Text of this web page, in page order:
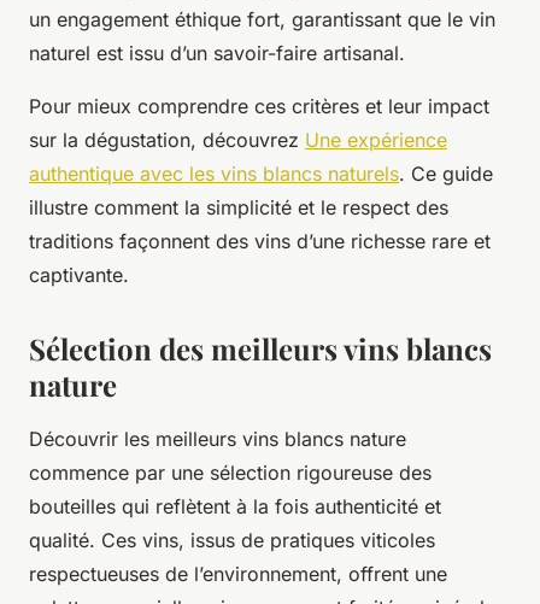
un engagement éthique fort, garantissant que le vin
naturel est issu d’un savoir-faire artisanal.
Pour mieux comprendre ces critères et leur impact
sur la dégustation, découvrez Une expérience
authentique avec les vins blancs naturels. Ce guide
illustre comment la simplicité et le respect des
traditions façonnent des vins d’une richesse rare et
captivante.
Sélection des meilleurs vins blancs
nature
Découvrir les meilleurs vins blancs nature
commence par une sélection rigoureuse des
bouteilles qui reflètent à la fois authenticité et
qualité. Ces vins, issus de pratiques viticoles
respectueuses de l’environnement, offrent une